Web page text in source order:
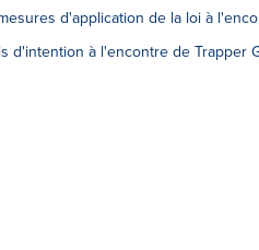
d'application de la loi à
d'intention à l'encontre de Trapper